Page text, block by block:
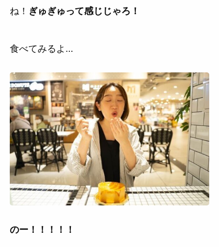
ね！ ぎゅぎゅって感じじゃろ！
食べてみるよ…
のー！！！！！